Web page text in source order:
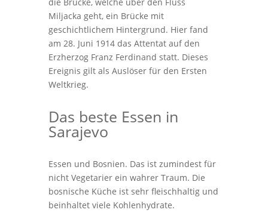
die Brücke, welche über den Fluss
Miljacka geht, ein Brücke mit
geschichtlichem Hintergrund. Hier fand
am 28. Juni 1914 das Attentat auf den
Erzherzog Franz Ferdinand statt. Dieses
Ereignis gilt als Auslöser für den Ersten
Weltkrieg.
Das beste Essen in
Sarajevo
Essen und Bosnien. Das ist zumindest für
nicht Vegetarier ein wahrer Traum. Die
bosnische Küche ist sehr fleischhaltig und
beinhaltet viele Kohlenhydrate.